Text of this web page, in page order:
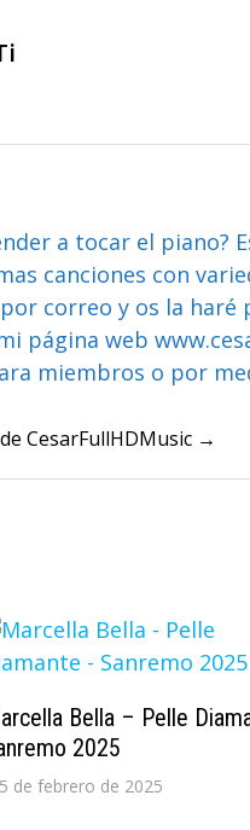
a tocar el piano?
canciones con
correo y os la haré
mi página web
miembros o por
CesarFullHDMusic →
Bella – Pelle
2025
de febrero de 2025